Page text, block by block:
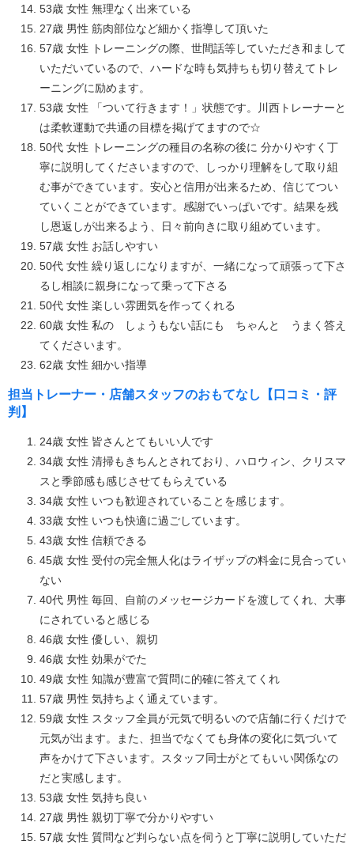
53歳 女性 無理なく出来ている
27歳 男性 筋肉部位など細かく指導して頂いた
57歳 女性 トレーニングの際、世間話等していただき和まして
いただいているので、ハードな時も気持ちも切り替えてトレ
ーニングに励めます。
53歳 女性 「ついて行きます！」状態です。川西トレーナーと
は柔軟運動で共通の目標を掲げてますので☆
50代 女性 トレーニングの種目の名称の後に 分かりやすく丁
寧に説明してくださいますので、しっかり理解をして取り組
む事ができています。安心と信用が出来るため、信じてつい
ていくことができています。感謝でいっぱいです。結果を残
し恩返しが出来るよう、日々前向きに取り組めています。
57歳 女性 お話しやすい
50代 女性 繰り返しになりますが、一緒になって頑張って下さ
るし相談に親身になって乗って下さる
50代 女性 楽しい雰囲気を作ってくれる
60歳 女性 私の しょうもない話にも ちゃんと うまく答え
てくださいます。
62歳 女性 細かい指導
担当トレーナー・店舗スタッフのおもてなし【口コミ・評
判】
24歳 女性 皆さんとてもいい人です
34歳 女性 清掃もきちんとされており、ハロウィン、クリスマ
スと季節感も感じさせてもらえている
34歳 女性 いつも歓迎されていることを感じます。
33歳 女性 いつも快適に過ごしています。
43歳 女性 信頼できる
45歳 女性 受付の完全無人化はライザップの料金に見合ってい
ない
40代 男性 毎回、自前のメッセージカードを渡してくれ、大事
にされていると感じる
46歳 女性 優しい、親切
46歳 女性 効果がでた
49歳 女性 知識が豊富で質問に的確に答えてくれ
57歳 男性 気持ちよく通えています。
59歳 女性 スタッフ全員が元気で明るいので店舗に行くだけで
元気が出ます。また、担当でなくても身体の変化に気づいて
声をかけて下さいます。スタッフ同士がとてもいい関係なの
だと実感します。
53歳 女性 気持ち良い
27歳 男性 親切丁寧で分かりやすい
57歳 女性 質問など判らない点を伺うと丁寧に説明していただ